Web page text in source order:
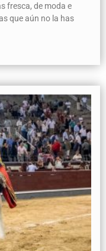
fresca, de moda e
que aún no la has